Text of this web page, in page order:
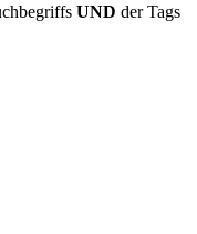
UND der Tags